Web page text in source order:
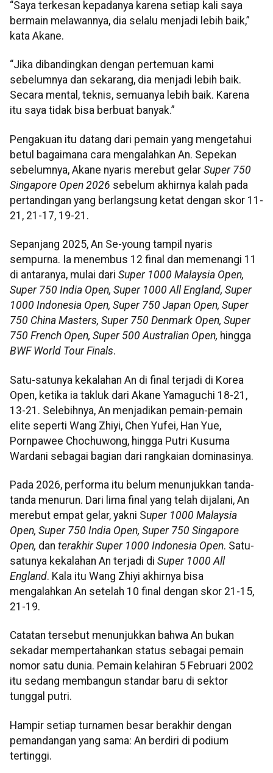
“Saya terkesan kepadanya karena setiap kali saya
bermain melawannya, dia selalu menjadi lebih baik,”
kata Akane.
“Jika dibandingkan dengan pertemuan kami
sebelumnya dan sekarang, dia menjadi lebih baik.
Secara mental, teknis, semuanya lebih baik. Karena
itu saya tidak bisa berbuat banyak.”
Pengakuan itu datang dari pemain yang mengetahui
betul bagaimana cara mengalahkan An. Sepekan
sebelumnya, Akane nyaris merebut gelar Super 750
Singapore Open 2026 sebelum akhirnya kalah pada
pertandingan yang berlangsung ketat dengan skor 11-
21, 21-17, 19-21.
Sepanjang 2025, An Se-young tampil nyaris
sempurna. Ia menembus 12 final dan memenangi 11
di antaranya, mulai dari Super 1000 Malaysia Open,
Super 750 India Open, Super 1000 All England, Super
1000 Indonesia Open, Super 750 Japan Open, Super
750 China Masters, Super 750 Denmark Open, Super
750 French Open, Super 500 Australian Open, hingga
BWF World Tour Finals.
Satu-satunya kekalahan An di final terjadi di Korea
Open, ketika ia takluk dari Akane Yamaguchi 18-21,
13-21. Selebihnya, An menjadikan pemain-pemain
elite seperti Wang Zhiyi, Chen Yufei, Han Yue,
Pornpawee Chochuwong, hingga Putri Kusuma
Wardani sebagai bagian dari rangkaian dominasinya.
Pada 2026, performa itu belum menunjukkan tanda-
tanda menurun. Dari lima final yang telah dijalani, An
merebut empat gelar, yakni Super 1000 Malaysia
Open, Super 750 India Open, Super 750 Singapore
Open, dan terakhir Super 1000 Indonesia Open. Satu-
satunya kekalahan An terjadi di Super 1000 All
England. Kala itu Wang Zhiyi akhirnya bisa
mengalahkan An setelah 10 final dengan skor 21-15,
21-19.
Catatan tersebut menunjukkan bahwa An bukan
sekadar mempertahankan status sebagai pemain
nomor satu dunia. Pemain kelahiran 5 Februari 2002
itu sedang membangun standar baru di sektor
tunggal putri.
Hampir setiap turnamen besar berakhir dengan
pemandangan yang sama: An berdiri di podium
tertinggi.